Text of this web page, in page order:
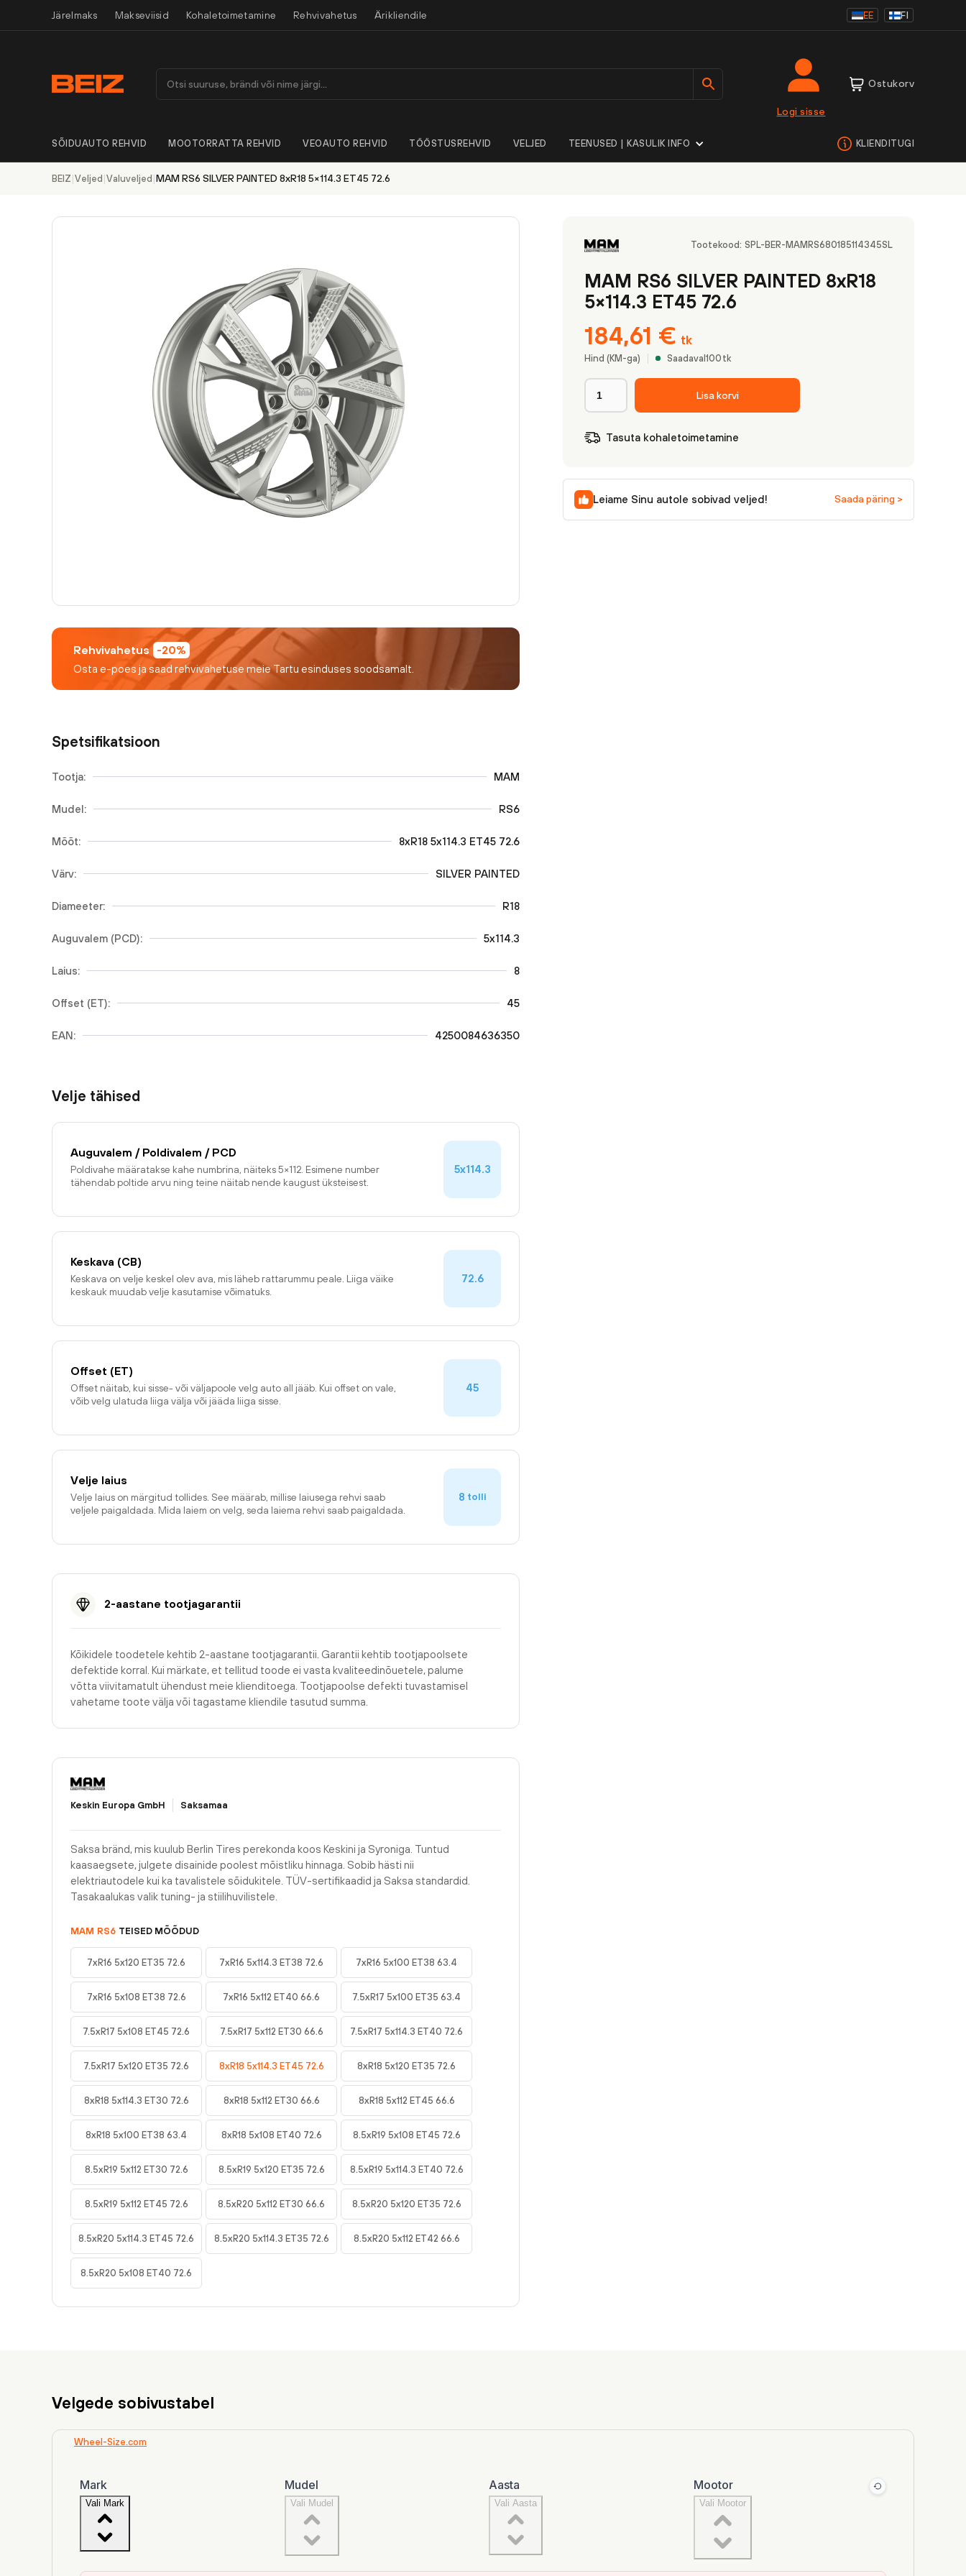
Järelmaks Makseviisid Kohaletoimetamine Rehvivahetus Ärikliendile EE FI
Logi sisse
Ostukorv
SÕIDUAUTO REHVID MOOTORRATTA REHVID VEOAUTO REHVID TÖÖSTUSREHVID VELJED TEENUSED | KASULIK INFO KLIENDITUGI
BEIZ |Veljed |Valuveljed |MAM RS6 SILVER PAINTED 8xR18 5×114.3 ET45 72.6
Rehvivahetus -20%
Osta e-poes ja saad rehvivahetuse meie Tartu esinduses soodsamalt.
Spetsifikatsioon
Tootja: MAM
Mudel: RS6
Mõõt: 8xR18 5x114.3 ET45 72.6
Värv: SILVER PAINTED
Diameeter: R18
Auguvalem (PCD): 5x114.3
Laius: 8
Offset (ET): 45
EAN: 4250084636350
Velje tähised
Auguvalem / Poldivalem / PCD
Poldivahe määratakse kahe numbrina, näiteks 5×112. Esimene number
tähendab poltide arvu ning teine näitab nende kaugust üksteisest.
5x114.3
Keskava (CB)
Keskava on velje keskel olev ava, mis läheb rattarummu peale. Liiga väike
keskauk muudab velje kasutamise võimatuks.
72.6
Offset (ET)
Offset näitab, kui sisse- või väljapoole velg auto all jääb. Kui offset on vale,
võib velg ulatuda liiga välja või jääda liiga sisse.
45
Velje laius
Velje laius on märgitud tollides. See määrab, millise laiusega rehvi saab
veljele paigaldada. Mida laiem on velg, seda laiema rehvi saab paigaldada.
8 tolli
2-aastane tootjagarantii
Kõikidele toodetele kehtib 2-aastane tootjagarantii. Garantii kehtib tootjapoolsete
defektide korral. Kui märkate, et tellitud toode ei vasta kvaliteedinõuetele, palume
võtta viivitamatult ühendust meie klienditoega. Tootjapoolse defekti tuvastamisel
vahetame toote välja või tagastame kliendile tasutud summa.
Keskin Europa GmbH Saksamaa
Saksa bränd, mis kuulub Berlin Tires perekonda koos Keskini ja Syroniga. Tuntud
kaasaegsete, julgete disainide poolest mõistliku hinnaga. Sobib hästi nii
elektriautodele kui ka tavalistele sõidukitele. TÜV-sertifikaadid ja Saksa standardid.
Tasakaalukas valik tuning- ja stiilihuvilistele.
MAM RS6 TEISED MÕÕDUD
7xR16 5x120 ET35 72.6 7xR16 5x114.3 ET38 72.6 7xR16 5x100 ET38 63.4
7xR16 5x108 ET38 72.6 7xR16 5x112 ET40 66.6 7.5xR17 5x100 ET35 63.4
7.5xR17 5x108 ET45 72.6 7.5xR17 5x112 ET30 66.6 7.5xR17 5x114.3 ET40 72.6
7.5xR17 5x120 ET35 72.6 8xR18 5x114.3 ET45 72.6 8xR18 5x120 ET35 72.6
8xR18 5x114.3 ET30 72.6 8xR18 5x112 ET30 66.6 8xR18 5x112 ET45 66.6
8xR18 5x100 ET38 63.4 8xR18 5x108 ET40 72.6 8.5xR19 5x108 ET45 72.6
8.5xR19 5x112 ET30 72.6 8.5xR19 5x120 ET35 72.6 8.5xR19 5x114.3 ET40 72.6
8.5xR19 5x112 ET45 72.6 8.5xR20 5x112 ET30 66.6 8.5xR20 5x120 ET35 72.6
8.5xR20 5x114.3 ET45 72.6 8.5xR20 5x114.3 ET35 72.6 8.5xR20 5x112 ET42 66.6
8.5xR20 5x108 ET40 72.6
Tootekood: SPL-BER-MAMRS680185114345SL
MAM RS6 SILVER PAINTED 8xR18
5×114.3 ET45 72.6
184,61 € tk
Hind (KM-ga) Saadaval100 tk
Lisa korvi
Tasuta kohaletoimetamine
Leiame Sinu autole sobivad veljed! Saada päring >
Velgede sobivustabel
Wheel-Size.com